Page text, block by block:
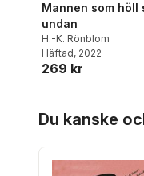
Mannen som höll
undan
H.-K. Rönblom
Häftad, 2022
269 kr
Du kanske